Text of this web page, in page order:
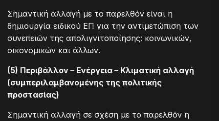
Σημαντική αλλαγή με το παρελθόν είναι η
δημιουργία ειδικού ΕΠ για την αντιμετώπιση των
συνεπειών της απολιγνιτοποίησης: κοινωνικών,
οικονομικών και άλλων.
(5) Περιβάλλον – Ενέργεια – Κλιματική αλλαγή
(συμπεριλαμβανομένης της πολιτικής
προστασίας)
Σημαντική αλλαγή σε σχέση με το παρελθόν η